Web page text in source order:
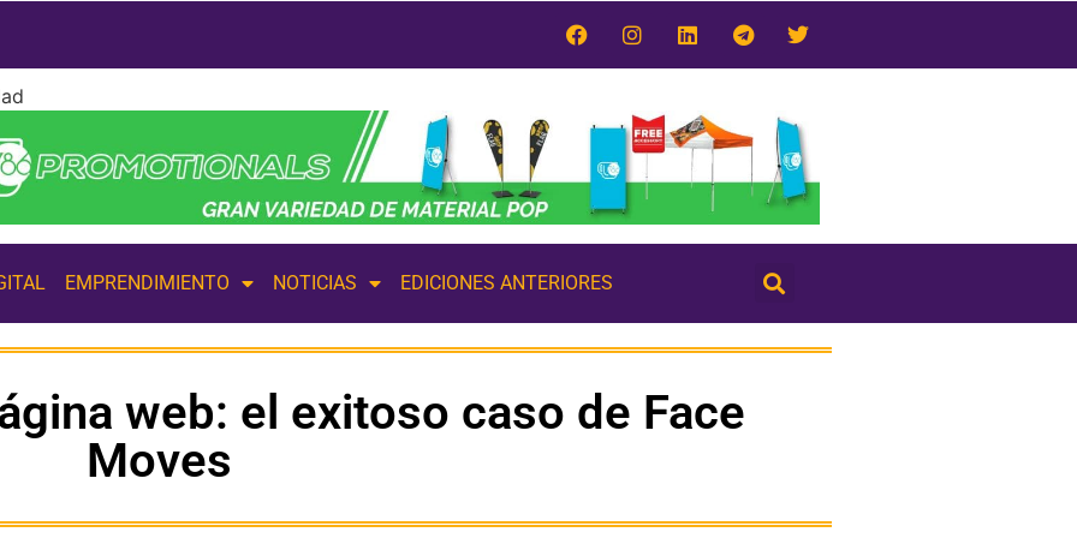
EMPRENDIMIENTO NOTICIAS EDICIONES ANTERIORES
web: el exitoso caso de Face
Moves